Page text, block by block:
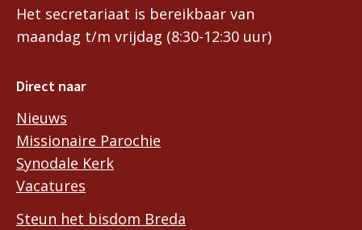
Het secretariaat is bereikbaar van
maandag t/m vrijdag (8:30-12:30 uur)
Direct naar
Nieuws
Missionaire Parochie
Synodale Kerk
Vacatures
Steun het bisdom Breda